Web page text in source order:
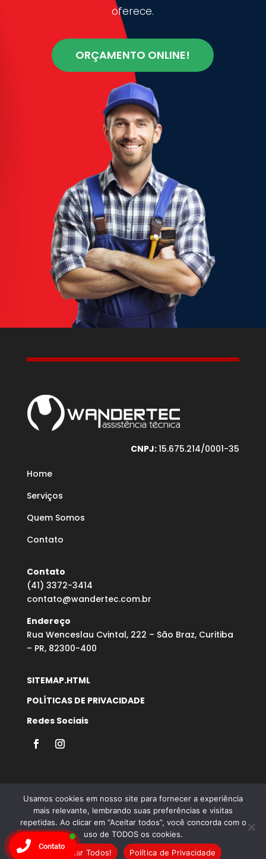
oferece.
ORÇAMENTO ONLINE!
CNPJ:15.675.214/0001-35
Home
Serviços
Quem Somos
Contato
Contato
(41) 3372-3414
contato@wandertec.com.br
Endereço
Rua Wenceslau Cvintal, 222 – São Braz, Curitiba
– PR, 82300-400
SITEMAP.HTML
POLÍTICAS DE PRIVACIDADE
Redes Sociais
Desenvolvido por Agência Microsenior | Websites e
Posicionamento Google
Usamos cookies em nosso site para fornecer a experiência
mais relevante, lembrando suas preferências e visitas
repetidas. Ao clicar em “Aceitar todos”, você concorda com o
uso de TODOS os cookies.
Aceitar Todos!
Política de Privacidade
Contato